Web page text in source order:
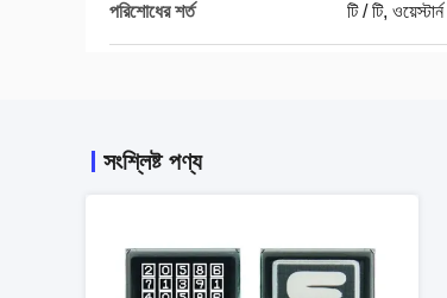
পরিশোধের শর্ত টি / টি,
সংশ্লিষ্ট পণ্য